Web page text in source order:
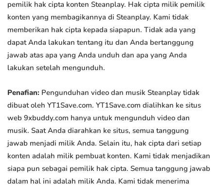
pemilik hak cipta konten Steanplay. Hak cipta milik pemilik
konten yang membagikannya di Steanplay. Kami tidak
memberikan hak cipta kepada siapapun. Tidak ada yang
dapat Anda lakukan tentang itu dan Anda bertanggung
jawab atas apa yang Anda unduh dan apa yang Anda
lakukan setelah mengunduh.
Penafian: Pengunduhan video dan musik Steanplay tidak
dibuat oleh YT1Save.com. YT1Save.com dialihkan ke situs
web 9xbuddy.com hanya untuk mengunduh video dan
musik. Saat Anda diarahkan ke situs, semua tanggung
jawab menjadi milik Anda. Selain itu, hak cipta dari setiap
konten adalah milik pembuat konten. Kami tidak menjadikan
siapa pun sebagai pemilik hak cipta. Semua tanggung jawab
dalam hal ini adalah milik Anda. Kami tidak menerima